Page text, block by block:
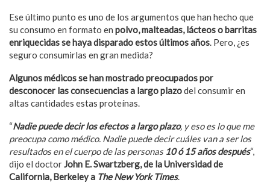
Ese último punto es uno de los argumentos que han hecho que
su consumo en formato en polvo, malteadas, lácteos o barritas
enriquecidas se haya disparado estos últimos años. Pero, ¿es
seguro consumirlas en gran medida?
Algunos médicos se han mostrado preocupados por
desconocer las consecuencias a largo plazodel consumir en
altas cantidades estas proteínas.
“Nadie puede decir los efectos a largo plazo, y eso es lo que me
preocupa como médico. Nadie puede decir cuáles van a ser los
resultados en el cuerpo de las personas 10 ó 15 años después“,
dijo el doctorJohn E. Swartzberg, de la Universidad de
California, Berkeley a The New York Times.